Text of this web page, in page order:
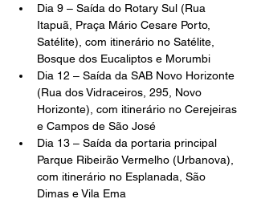
Dia 9 – Saída do Rotary Sul (Rua
Itapuã, Praça Mário Cesare Porto,
Satélite), com itinerário no Satélite,
Bosque dos Eucaliptos e Morumbi
Dia 12 – Saída da SAB Novo Horizonte
(Rua dos Vidraceiros, 295, Novo
Horizonte), com itinerário no Cerejeiras
e Campos de São José
Dia 13 – Saída da portaria principal
Parque Ribeirão Vermelho (Urbanova),
com itinerário no Esplanada, São
Dimas e Vila Ema